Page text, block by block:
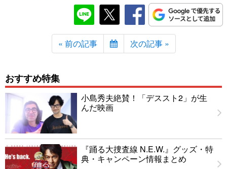
« 前の記事 次の記事 »
おすすめ特集
小島秀夫絶賛！「デススト2」が生
んだ映画
『踊る大捜査線 N.E.W.』グッズ・特
典・キャンペーン情報まとめ